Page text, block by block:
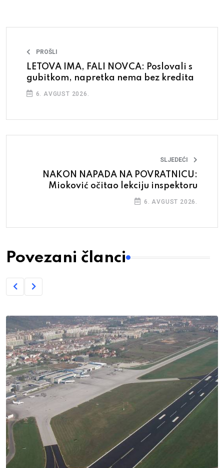
PROŠLI
LETOVA IMA, FALI NOVCA: Poslovali s
gubitkom, napretka nema bez kredita
6. AVGUST 2026.
SLJEDEĆI
NAKON NAPADA NA POVRATNICU:
Mioković očitao lekciju inspektoru
6. AVGUST 2026.
Povezani članci